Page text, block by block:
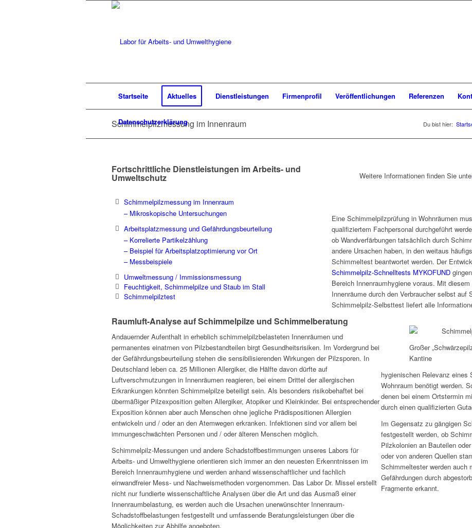
Startseite Aktuelles Dienstleistungen Firmenprofil Veröffentlichungen Referenzen
Datenschutzerklärung
Schimmelpilzmessung im Innenraum Du bist hier:
Fortschrittliche Dienstleistungen im Arbeits- und
Umweltschutz
Schimmelpilzmessung im Innenraum
– Mikroskopische Untersuchungen
Arbeitsplatzmessung und Gefährdungsbeurteilung
– Korrelierte Partikelzählung
– Beispiel für Arbeitsplatzoptimierung vor Ort
– Messbeispiele
Umweltmessung / Immissionsmessung
Feuchtigkeit, Schimmelpilze und Staub im Stall
Schimmelpilztest
Weitere Informationen finden Sie
Raumluft-Analyse auf Schimmelpilze und Schimmelberatung
Andauernder Aufenthalt in erheblich schimmelpilzbelasteten Innenräumen und
permanentes einatmen von Pilzbestandteilen birgt Gesundheitsrisiken. Im Vordergrund bei
der Gefährdungsbeurteilung stehen die sensibilisierenden Wirkungen der Pilzsporen. In
Deutschland leben ca. 25 Millionen Allergiker, die Hälfte davon dürfte auf
Luftverschmutzungen in Innenräumen reagieren, bei einem Drittel der allergischen
Erkrankungen könnten Schimmelpilze beteiligt sein. Als besonders risikobehaftet bei
übermäßiger Pilzexposition gelten Allergiker, Atopiker und Kleinkinder. Bei entsprechender
Exposition können aber auch Menschen ohne jegliche Prädispositionen Allergien
entwickeln und / oder an den Atemwegen erkranken. Infektionen sind vor allem bei
immungeschwächten Personen und / oder älteren Menschen möglich.
Schimmelpilz-Messungen und andere Schadstoffbestimmungen unseres Labors für
Arbeits- und Umwelthygiene orientieren sich immer an den neuesten Erkenntnissen im
Bereich Innenraumhygiene und werden anhand wissenschaftlicher und fachlich
einwandfreier Mess- und Nachweismethoden vorgenommen. Das Labor Dr. Missel erstellt
nicht nur fundierte wissenschaftliche Analysen über die Art und das Ausmaß einer
Innenraumbelastung, es werden auch die Ursachen unerwünschter Innenraum-
Schadstoffbelastungen festgestellt und umfassende Beratungsleistungen über die
Möglichkeiten zur Abhilfe angeboten.
Großer
Kantine
Auskeimende Schimmelsporen im Mikroskophier
Eine Schimmelpilzprüfung in Wohnräumen
qualifiziertem Fachpersonal durchgeführt
ob Wandverfärbungen tatsächlich durch
andere Ursachen haben, in den weitaus
Schimmeltest beantwortet werden. Der
Schimmelpilz-Schnelltests MYKOFUND
Bereich Innenraumhygiene voraus. Mit
Innenräume durch den Verbraucher selbst auf
Schimmelpilz-Selbsttest liefert alle
hygienischen Relevanz eines
Wohnraum benötigt werden.
denen bei einem Ortstermin
durch einen qualifizierten
Im Gegensatz zu gängigen
festgestellt werden, ob
Pilzkolonien an Bauteilen
oder von anderen Quellen
Schimmeltester werden auch
Gefährdungen durch
Fragmente erkannt.